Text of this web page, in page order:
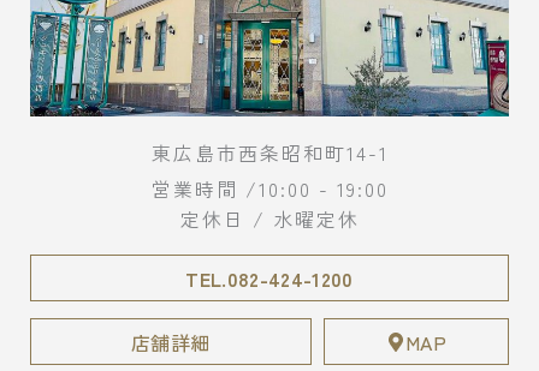
東広島市西条昭和町14-1
営業時間 /10:00 - 19:00
定休日 / 水曜定休
TEL.082-424-1200
店舗詳細 MAP